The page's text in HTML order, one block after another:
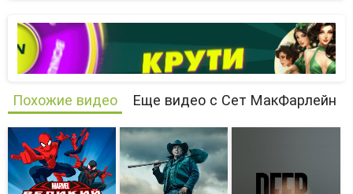
Похожие видео Еще видео с Сет МакФарлейн